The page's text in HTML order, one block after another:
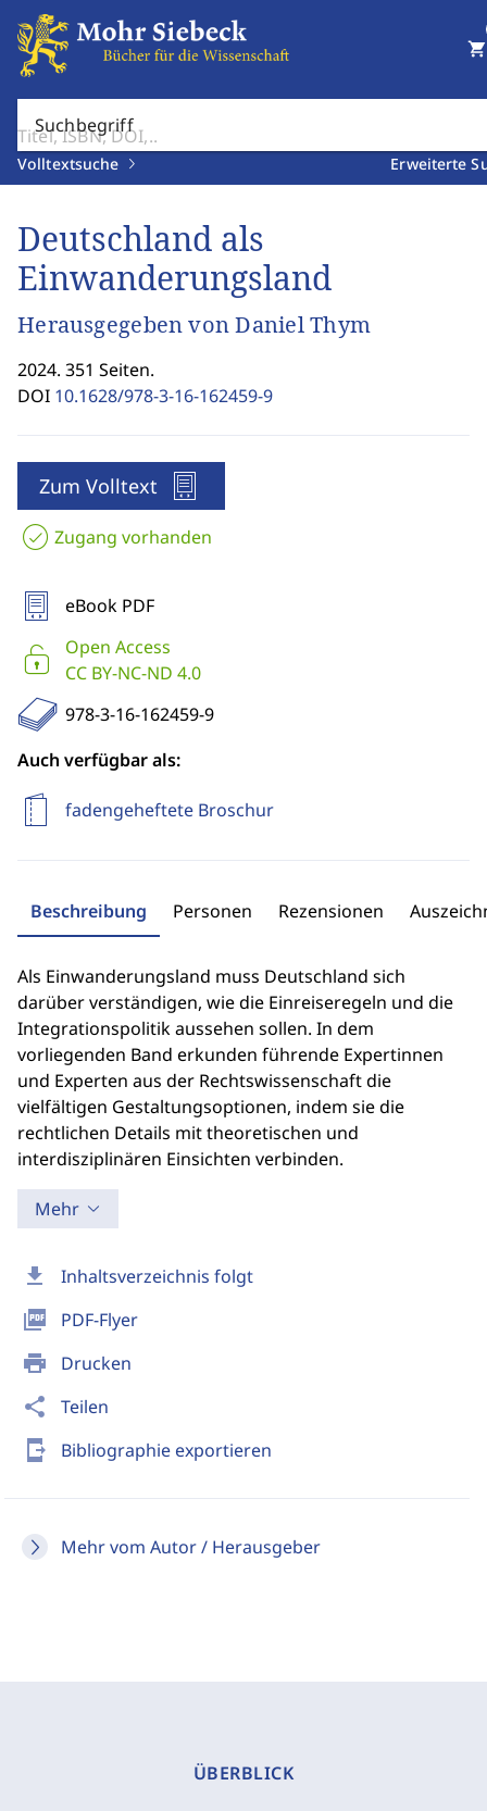
Suchbegriff
Volltextsuche Erweiterte
shopping_cart
download Inhaltsverzeichnis folgt
picture_as_pdf PDF-Flyer
print Drucken
share Teilen
send_to_mobile Bibliographie exportieren
Mehr vom Autor / Herausgeber
Deutschland als
Einwanderungsland
Herausgegeben von Daniel Thym
2024. 351 Seiten.
DOI 10.1628/978-3-16-162459-9
Zum Volltext
Zugang vorhanden
eBook PDF
Open Access
CC BY-NC-ND 4.0
978-3-16-162459-9
Auch verfügbar als:
fadengeheftete Broschur
Beschreibung Personen Rezensionen
Als Einwanderungsland muss Deutschland sich
darüber verständigen, wie die Einreiseregeln und die
Integrationspolitik aussehen sollen. In dem
vorliegenden Band erkunden führende Expertinnen
und Experten aus der Rechtswissenschaft die
vielfältigen Gestaltungsoptionen, indem sie die
rechtlichen Details mit theoretischen und
interdisziplinären Einsichten verbinden.
Mehr
ÜBERBLICK